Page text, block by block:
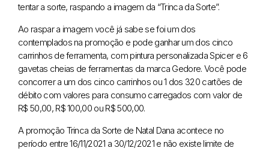
tentar a sorte, raspando a imagem da “Trinca da Sorte”.
Ao raspar a imagem você já sabe se foi um dos
contemplados na promoção e pode ganhar um dos cinco
carrinhos de ferramenta, com pintura personalizada Spicer e 6
gavetas cheias de ferramentas da marca Gedore. Você pode
concorrer a um dos cinco carrinhos ou 1 dos 320 cartões de
débito com valores para consumo carregados com valor de
R$ 50,00, R$ 100,00 ou R$ 500,00.
A promoção Trinca da Sorte de Natal Dana acontece no
período entre 16/11/2021 a 30/12/2021 e não existe limite de